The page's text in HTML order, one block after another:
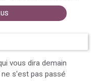
vous dira demain
s'est pas passé